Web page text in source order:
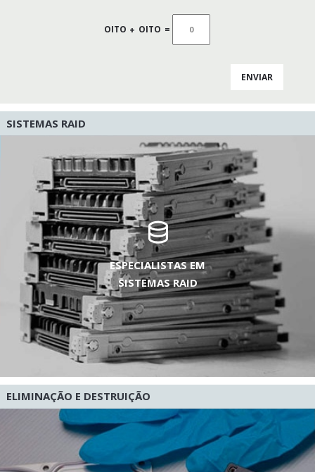
OITO + OITO =
SISTEMAS RAID
ESPECIALISTAS EM
SISTEMAS RAID
ELIMINAÇÃO E DESTRUIÇÃO